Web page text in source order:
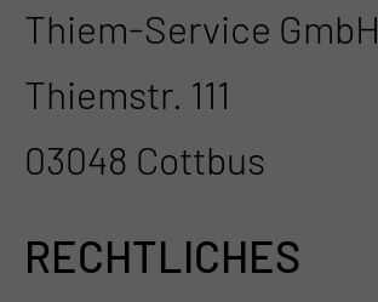
Thiem-Service GmbH
Thiemstr. 111
03048 Cottbus
RECHTLICHES